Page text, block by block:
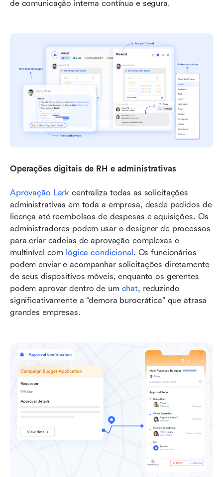
de comunicação interna contínua e segura.
Operações digitais de RH e administrativas
Aprovação Lark centraliza todas as solicitações
administrativas em toda a empresa, desde pedidos de
licença até reembolsos de despesas e aquisições. Os
administradores podem usar o designer de processos
para criar cadeias de aprovação complexas e
multinível com lógica condicional . Os funcionários
podem enviar e acompanhar solicitações diretamente
de seus dispositivos móveis, enquanto os gerentes
podem aprovar dentro de um chat, reduzindo
significativamente a “demora burocrática” que atrasa
grandes empresas.